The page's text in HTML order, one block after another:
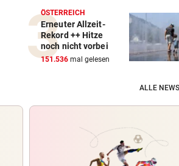
ÖSTERREICH
Erneuter Allzeit-
Rekord ++ Hitze
noch nicht vorbei
151.536 mal gelesen
ALLE